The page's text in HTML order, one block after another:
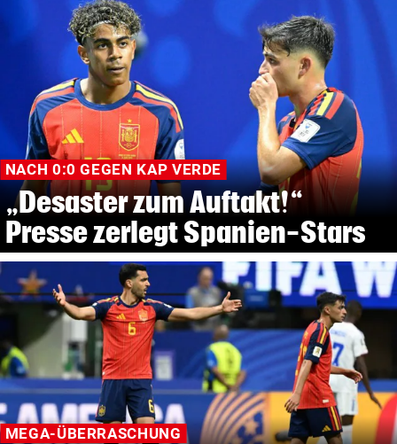
NACH 0:0 GEGEN KAP VERDE
„Desaster zum Auftakt!“
Presse zerlegt Spanien-Stars
MEGA-ÜBERRASCHUNG